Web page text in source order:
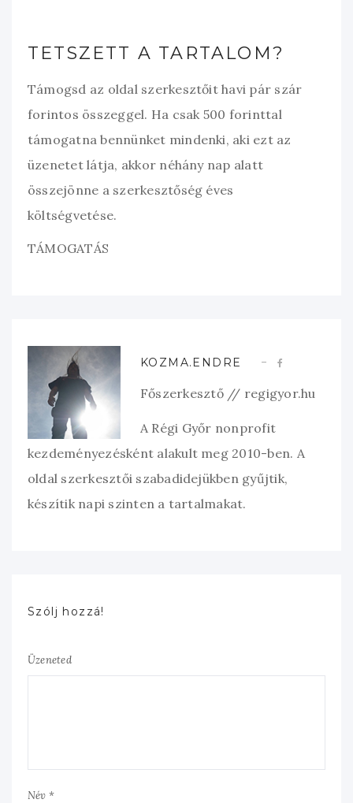
TETSZETT A TARTALOM?
Támogsd az oldal szerkesztőit havi pár szár
forintos összeggel. Ha csak 500 forinttal
támogatna bennünket mindenki, aki ezt az
üzenetet látja, akkor néhány nap alatt
összejönne a szerkesztőség éves
költségvetése.
TÁMOGATÁS
KOZMA.ENDRE
Főszerkesztő // regigyor.hu
A Régi Győr nonprofit
kezdeményezésként alakult meg 2010-ben. A
oldal szerkesztői szabadidejükben gyűjtik,
készítik napi szinten a tartalmakat.
Szólj hozzá!
Üzeneted
Név *